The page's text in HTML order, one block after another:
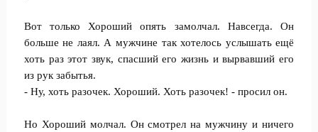
Вот только Хороший опять замолчал. Навсегда. Он
больше не лаял. А мужчине так хотелось услышать ещё
хоть раз этот звук, спасший его жизнь и вырвавший его
из рук забытья.
- Ну, хоть разочек. Хороший. Хоть разочек! - просил он.
Но Хороший молчал. Он смотрел на мужчину и ничего